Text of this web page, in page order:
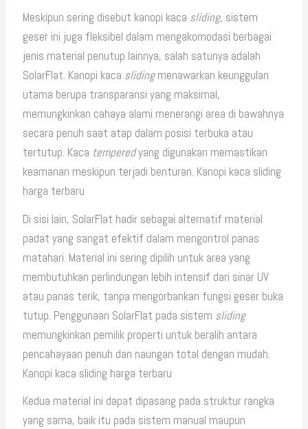
Meskipun sering disebut kanopi kaca sliding, sistem
geser ini juga fleksibel dalam mengakomodasi berbagai
jenis material penutup lainnya, salah satunya adalah
SolarFlat. Kanopi kaca slidingmenawarkan keunggulan
utama berupa transparansi yang maksimal,
memungkinkan cahaya alami menerangi area di bawahnya
secara penuh saat atap dalam posisi terbuka atau
tertutup. Kaca temperedyang digunakan memastikan
keamanan meskipun terjadi benturan. Kanopi kaca sliding
harga terbaru
Di sisi lain, SolarFlat hadir sebagai alternatif material
padat yang sangat efektif dalam mengontrol panas
matahari. Material ini sering dipilih untuk area yang
membutuhkan perlindungan lebih intensif dari sinar UV
atau panas terik, tanpa mengorbankan fungsi geser buka
tutup. Penggunaan SolarFlat pada sistem sliding
memungkinkan pemilik properti untuk beralih antara
pencahayaan penuh dan naungan total dengan mudah.
Kanopi kaca sliding harga terbaru
Kedua material ini dapat dipasang pada struktur rangka
yang sama, baik itu pada sistem manual maupun